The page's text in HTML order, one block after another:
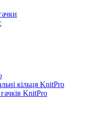
кільця KnitPro
KnitPro